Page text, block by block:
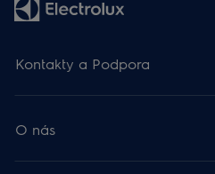
Kontakty a Podpora
O nás